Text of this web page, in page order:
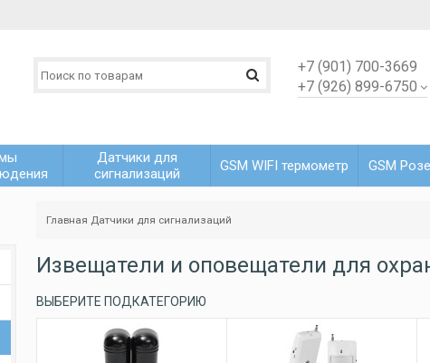
+7 (901) 700-3669
+7 (926) 899-6750
Датчики для
сигнализаций
GSM WIFI термометр GSM
Главная Датчики для сигнализаций
Извещатели и оповещатели для
ВЫБЕРИТЕ ПОДКАТЕГОРИЮ